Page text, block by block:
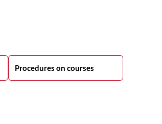
Procedures on courses